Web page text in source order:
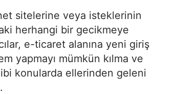
sitelerine veya isteklerinin
herhangi bir gecikmeye
e-ticaret alanına yeni giriş
yapmayı mümkün kılma ve
konularda ellerinden geleni